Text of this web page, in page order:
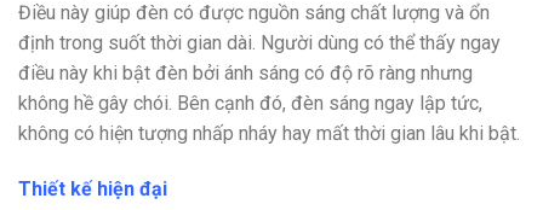
Điều này giúp đèn có được nguồn sáng chất lượng và ổn
định trong suốt thời gian dài. Người dùng có thể thấy ngay
điều này khi bật đèn bởi ánh sáng có độ rõ ràng nhưng
không hề gây chói. Bên cạnh đó, đèn sáng ngay lập tức,
không có hiện tượng nhấp nháy hay mất thời gian lâu khi bật.
Thiết kế hiện đại